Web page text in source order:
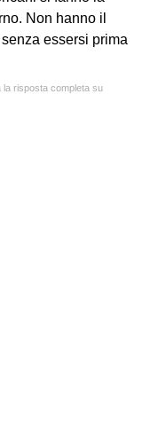
Non hanno il
essersi prima
la risposta completa su